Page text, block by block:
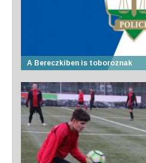
A Bereczkiben is toboroznak